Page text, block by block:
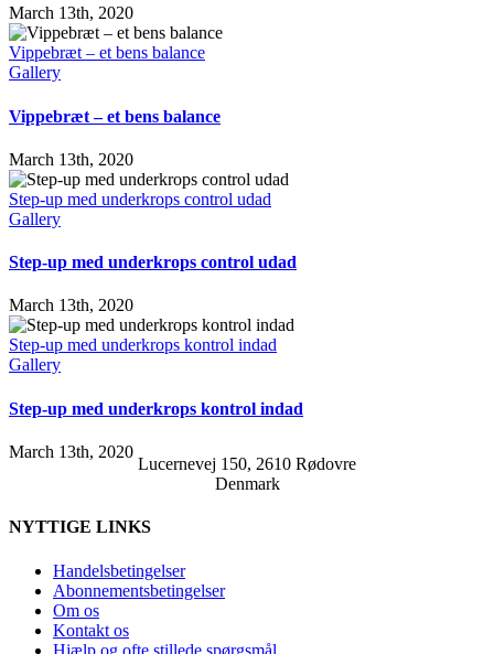
March 13th, 2020
Vippebræt – et bens balance
Gallery
Vippebræt – et bens balance
March 13th, 2020
Step-up med underkrops control udad
Gallery
Step-up med underkrops control udad
March 13th, 2020
Step-up med underkrops kontrol indad
Gallery
Step-up med underkrops kontrol indad
March 13th, 2020
Lucernevej 150, 2610 Rødovre
Denmark
NYTTIGE LINKS
Handelsbetingelser
Abonnementsbetingelser
Om os
Kontakt os
Hjælp og ofte stillede spørgsmål